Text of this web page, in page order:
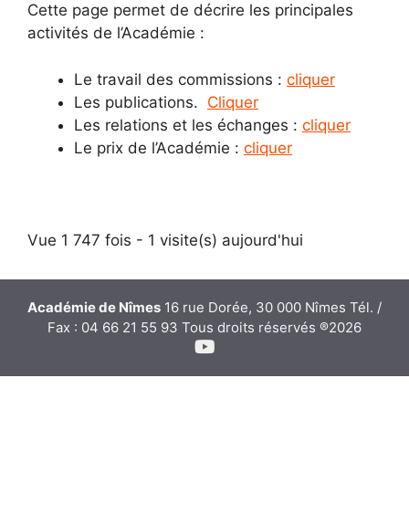
Cette page permet de décrire les principales
activités de l’Académie :
Le travail des commissions : cliquer
Les publications. Cliquer
Les relations et les échanges : cliquer
Le prix de l’Académie : cliquer
Vue 1 747 fois - 1 visite(s) aujourd'hui
Académie de Nîmes 16 rue Dorée, 30 000 Nîmes Tél. /
Fax : 04 66 21 55 93 Tous droits réservés ®2026